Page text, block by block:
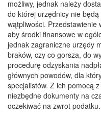
możliwy, jednak należy
do której urzędnicy nie
wątpliwości. Przedstawienie
aby środki finansowe w
jednak zagraniczne urzędy
braków, czy co gorsza, do
procedurę odzyskania
głównych powodów, dla
specjalistów. Z ich pomocą
niezbędne dokumenty na
oczekiwać na zwrot podatku.